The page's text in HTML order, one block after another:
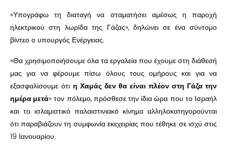
«Υπογράφω τη διαταγή να σταματήσει αμέσως η παροχή
ηλεκτρικού στη λωρίδα της Γάζας», δηλώνει σε ένα σύντομο
βίντεο ο υπουργός Ενέργειας.
«Θα χρησιμοποιήσουμε όλα τα εργαλεία που έχουμε στη διάθεσή
μας για να φέρουμε πίσω όλους τους ομήρους και για να
εξασφαλίσουμε ότι η Χαμάς δεν θα είναι πλέον στη Γάζα την
ημέρα μετά» τον πόλεμο, πρόσθεσε την ίδια ώρα που το Ισραήλ
και το ισλαμιστικό παλαιστινιακό κίνημα αλληλοκατηγορούνται
ότι παραβιάζουν τη συμφωνία εκεχειρίας που τέθηκε σε ισχύ στις
19 Ιανουαρίου.